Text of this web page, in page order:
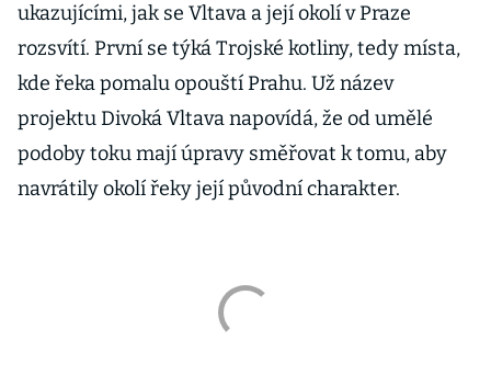
ukazujícími, jak se Vltava a její okolí v Praze
rozsvítí. První se týká Trojské kotliny, tedy místa,
kde řeka pomalu opouští Prahu. Už název
projektu Divoká Vltava napovídá, že od umělé
podoby toku mají úpravy směřovat k tomu, aby
navrátily okolí řeky její původní charakter.